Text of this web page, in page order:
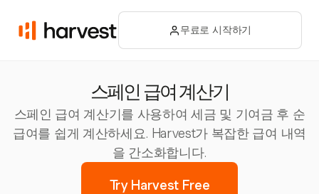
무료로 시작하기
스페인 급여 계산기
스페인 급여 계산기를 사용하여 세금 및 기여금 후 순
급여를 쉽게 계산하세요. Harvest가 복잡한 급여 내역
을 간소화합니다.
Try Harvest Free